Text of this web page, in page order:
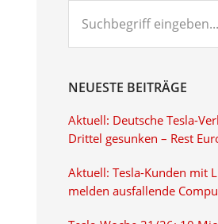
eingeben...
NEUESTE BEITRÄGE
Aktuell: Deutsche Tesla-
Drittel gesunken – Rest
Aktuell: Tesla-Kunden mit
melden ausfallende